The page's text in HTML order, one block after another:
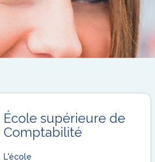
École supérieure de
Comptabilité
L'école